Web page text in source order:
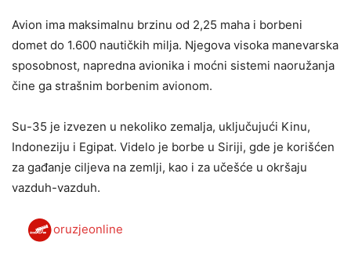
Avion ima maksimalnu brzinu od 2,25 maha i borbeni
domet do 1.600 nautičkih milja. Njegova visoka manevarska
sposobnost, napredna avionika i moćni sistemi naoružanja
čine ga strašnim borbenim avionom.
Su-35 je izvezen u nekoliko zemalja, uključujući Kinu,
Indoneziju i Egipat. Videlo je borbe u Siriji, gde je korišćen
za gađanje ciljeva na zemlji, kao i za učešće u okršaju
vazduh-vazduh.
oruzjeonline